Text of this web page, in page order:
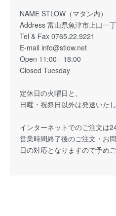
NAME STLOW（マタン内）
Address 富山県魚津市上口一
Tel & Fax 0765.22.9221
E-mail info@stlow.net
Open 11:00 - 18:00
Closed Tuesday
定休日の火曜日と、
日曜・祝祭日以外は発送いたし
インターネットでのご注文は
営業時間終了後のご注文・お
日の対応となりますので予め